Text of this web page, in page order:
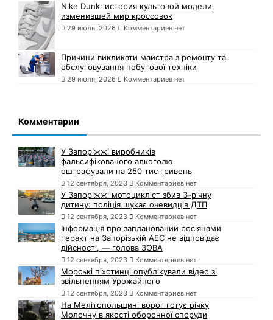
Nike Dunk: история культовой модели,
изменившей мир кроссовок
29 июля, 2026 Комментариев нет
Причини викликати майстра з ремонту та
обслуговування побутової техніки
29 июля, 2026 Комментариев нет
Комментарии
У Запоріжжі виробників
фальсифікованого алкоголю
оштрафували на 250 тис гривень
12 сентября, 2023 Комментариев нет
У Запоріжжі мотоцикліст збив 3-річну
дитину: поліція шукає очевидців ДТП
12 сентября, 2023 Комментариев нет
Інформація про запланований росіянами
теракт на Запорізькій АЕС не відповідає
дійсності, — голова ЗОВА
12 сентября, 2023 Комментариев нет
Морські піхотинці опублікували відео зі
звільненням Урожайного
12 сентября, 2023 Комментариев нет
На Мелітопольщині ворог готує річку
Молочну в якості оборонної споруди